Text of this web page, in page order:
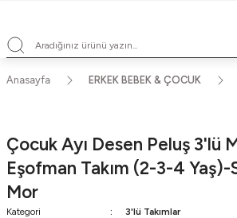
Satışlarımız Toptandır !. Minumum 20 Seridir !.
Satışlarımız Toptandır !. Minumum 20 Seridir !.
İçin Üye Olunuz !.
İçin Üye Olunuz !.
Anasayfa ERKEK BEBEK & ÇOCUK
Çocuk Ayı Desen Peluş 3'lü
Eşofman Takım (2-3-4
Mor
Kategori
3'lü Takımlar